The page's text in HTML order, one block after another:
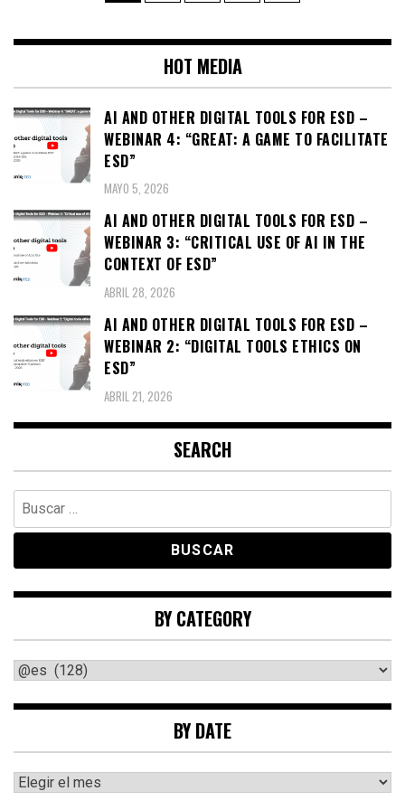
entradas
HOT MEDIA
AI AND OTHER DIGITAL TOOLS FOR ESD –
WEBINAR 4: “GREAT: A GAME TO FACILITATE
ESD”
MAYO 5, 2026
AI AND OTHER DIGITAL TOOLS FOR ESD –
WEBINAR 3: “CRITICAL USE OF AI IN THE
CONTEXT OF ESD”
ABRIL 28, 2026
AI AND OTHER DIGITAL TOOLS FOR ESD –
WEBINAR 2: “DIGITAL TOOLS ETHICS ON
ESD”
ABRIL 21, 2026
SEARCH
Buscar:
BY CATEGORY
By
category
BY DATE
By
date